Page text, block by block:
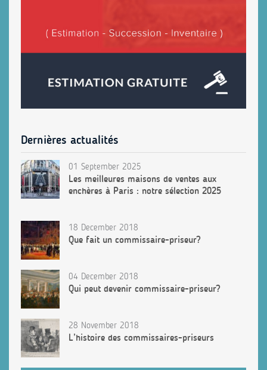
Dernières actualités
01 September 2025
Les meilleures maisons de ventes aux
enchères à Paris : notre sélection 2025
18 December 2018
Que fait un commissaire-priseur?
04 December 2018
Qui peut devenir commissaire-priseur?
28 November 2018
L’histoire des commissaires-priseurs